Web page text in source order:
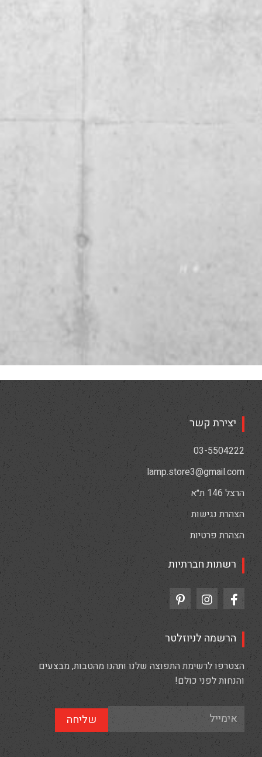
יצירת קשר
03-5504222
lamp.store3@gmail.com
הרצל 146 ת״א
הצהרת נגישות
הצהרת פרטיות
רשתות חברתיות
הרשמה לניוזלטר
הצטרפו לרשימת התפוצה שלנו ותהנו מהטבות, מבצעים
והנחות לפני כולם!
שליחה